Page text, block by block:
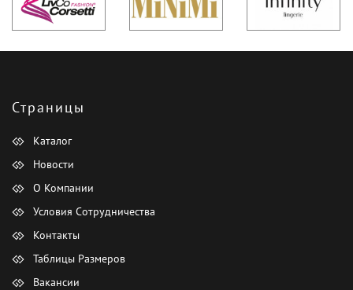
Страницы
Каталог
Новости
О Компании
Условия Сотрудничества
Контакты
Таблицы Размеров
Вакансии